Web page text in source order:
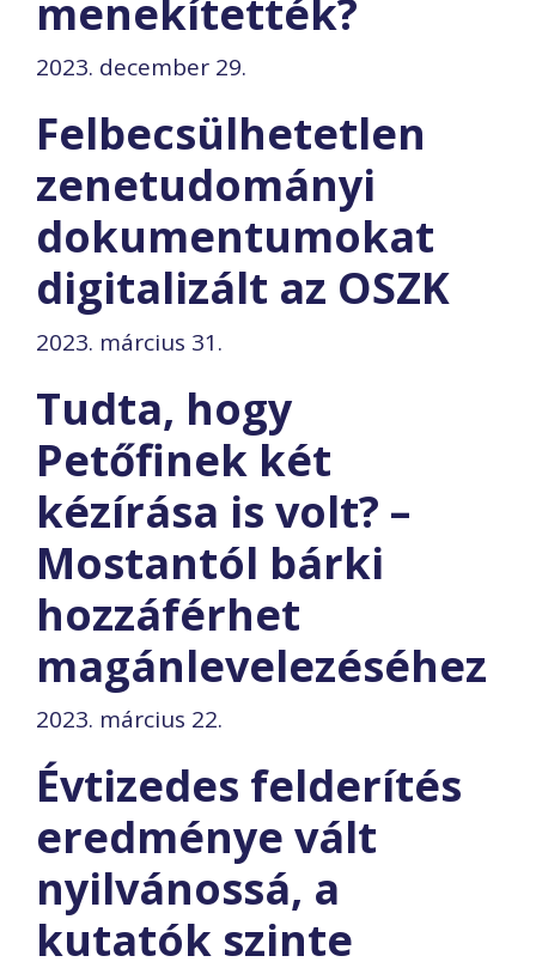
menekítették?
2023. december 29.
Felbecsülhetetlen
zenetudományi
dokumentumokat
digitalizált az OSZK
2023. március 31.
Tudta, hogy
Petőfinek két
kézírása is volt? –
Mostantól bárki
hozzáférhet
magánlevelezéséhez
2023. március 22.
Évtizedes felderítés
eredménye vált
nyilvánossá, a
kutatók szinte